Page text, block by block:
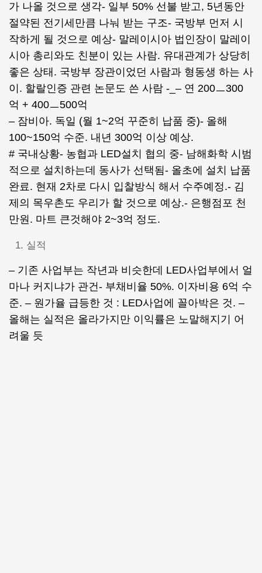
가 나올 것으로 생각- 일부 50% 선불 받고, 5년동안
절약된 전기세만큼 나눠 받는 구조- 국방부 먼저 시
작하게 될 것으로 예상- 말레이시아 법인장이 말레이
시아 총리와도 친분이 있는 사람. 유대관계가 상당히
좋은 상태. 국방부 장관이었던 사람과 형동생 하는 사
이. 할랄인증 관련 논문도 쓴 사람 -_– 연 200ㅡ300
억 + 400ㅡ500억
– 잠비아. 독일 (월 1~2억 꾸준히 납품 중)- 올해
100~150억 수준. 내년 300억 이상 예상.
# 국내상황- 농협과 LED설치 협의 중- 남해화학 시범
적으로 설치하는데 동사가 선택됨- 올초에 설치 납품
완료. 현재 2차로 다시 입찰방식 해서 수주예정.- 김
제의 목우촌도 우리가 할 것으로 예상.- 은행점포 천
만원. 마트 큰것해야 2~3억 정도.
실적
– 기존 사업부는 작년과 비슷한데 LED사업부에서 얼
마나 커지냐가 관건- 부채비율 50%. 이자비용 6억 수
준. – 원가율 급등한 것 : LED사업에 꼴아박은 것. –
올해는 실적은 올라가지만 이익률은 노말해지기 어
려울 듯